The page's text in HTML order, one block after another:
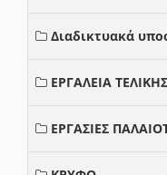
Διαδικτυακά
ΕΡΓΑΛΕΙΑ
ΕΡΓΑΣΙΕΣ